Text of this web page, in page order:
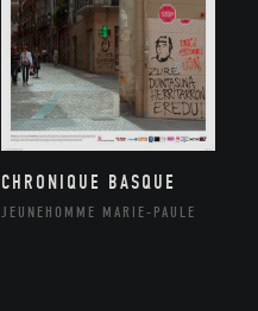
CHRONIQUE BASQUE
JEUNEHOMME MARIE-PAULE